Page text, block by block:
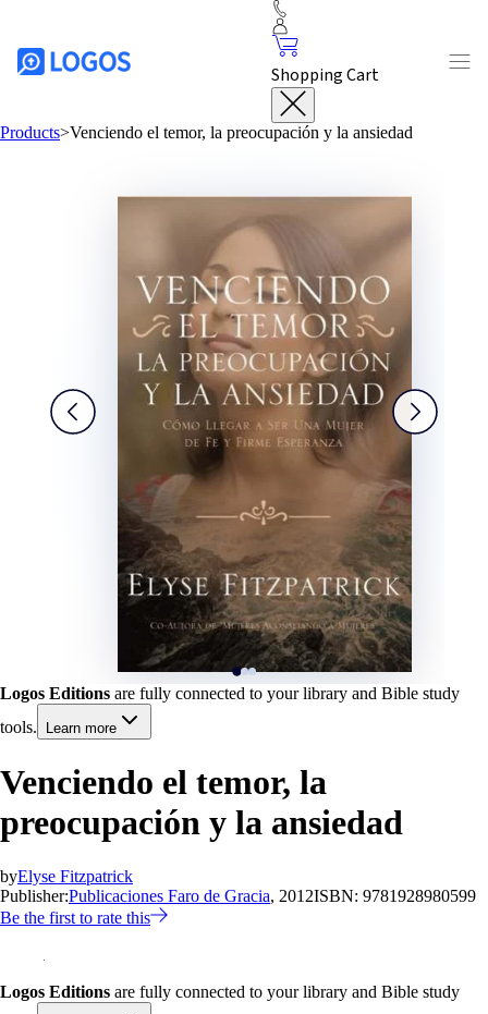
Shopping Cart
Products>Venciendo el temor, la preocupación y la ansiedad
Logos Editions are fully connected to your library and Bible study
tools.
Learn more
Venciendo el temor, la
preocupación y la ansiedad
byElyse Fitzpatrick
Publisher:Publicaciones Faro de Gracia, 2012ISBN: 9781928980599
Be the first to rate this
Logos Editions are fully connected to your library and Bible study